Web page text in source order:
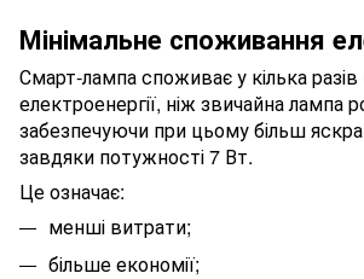
Мінімальне споживання
Смарт-лампа споживає у кілька
електроенергії, ніж звичайна лампа
забезпечуючи при цьому більш
завдяки потужності 7 Вт.
Це означає:
менші витрати;
більше економії;